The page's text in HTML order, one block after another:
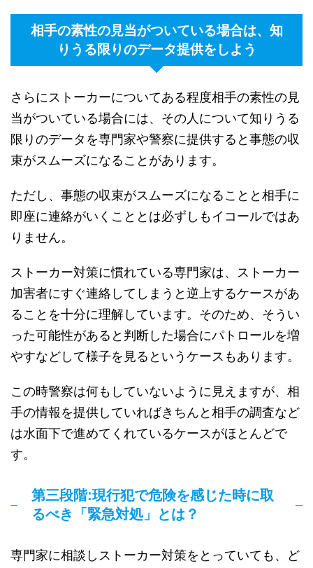
相手の素性の見当がついている場合は、知
りうる限りのデータ提供をしよう
さらにストーカーについてある程度相手の素性の見
当がついている場合には、その人について知りうる
限りのデータを専門家や警察に提供すると事態の収
束がスムーズになることがあります。
ただし、事態の収束がスムーズになることと相手に
即座に連絡がいくこととは必ずしもイコールではあ
りません。
ストーカー対策に慣れている専門家は、ストーカー
加害者にすぐ連絡してしまうと逆上するケースがあ
ることを十分に理解しています。そのため、そうい
った可能性があると判断した場合にパトロールを増
やすなどして様子を見るというケースもあります。
この時警察は何もしていないように見えますが、相
手の情報を提供していればきちんと相手の調査など
は水面下で進めてくれているケースがほとんどで
す。
第三段階:現行犯で危険を感じた時に取
るべき「緊急対処」とは？
専門家に相談しストーカー対策をとっていても、ど